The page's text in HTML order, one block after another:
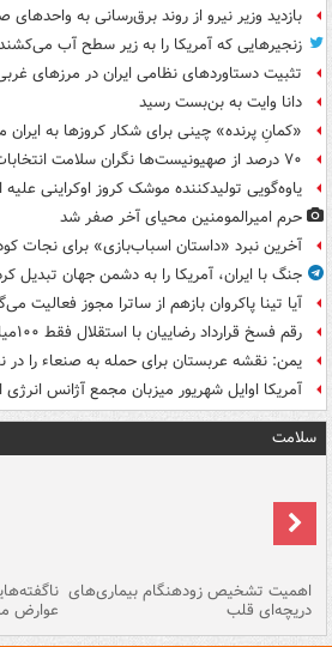
بازدید وزیر نیرو از روند برق‌رسانی به
زنجیرهایی که آمریکا را به زیر سطح آب
تثبیت دستاوردهای نظامی ایران در مرزهای
دانا وایت به بن‌بست رسید
«کمانِ پرنده» چینی برای شکار کروزها به ایران
۷۰ درصد از صهیونیست‌ها نگران سلامت انتخابات هستند
یاوه‌گویی تولیدکننده موشک کروز اوکراینی علیه
حرم امیرالمومنین محیای آخر صفر شد
آخرین نبرد «داستان اسباب‌بازی» برای نجات
جنگ با ایران، آمریکا را به دشمن جهان تبدیل
آیا تینا پاکروان بازهم از ساترا مجوز فعالیت
رقم فسخ قرارداد رضاییان با استقلال فقط ۱۰۰میلیون تومان!
یمن: نقشه عربستان برای حمله به صنعاء را در
آمریکا اوایل شهریور میزبان مجمع آژانس
سلامت
اهمیت تشخیص زودهنگام بیماری‌های
دریچه‌ای قلب عوارض